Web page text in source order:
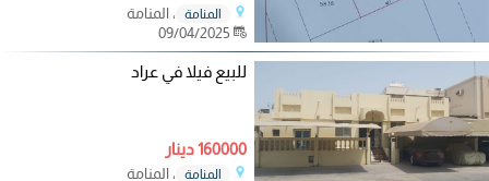
المنامة
، المنامة
للبيع فيلا في عراد
160000 دينار
المنامة
، المنامة